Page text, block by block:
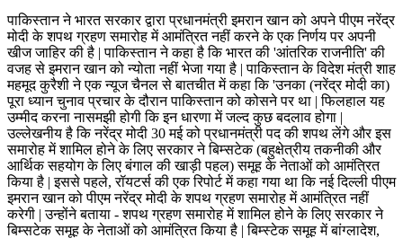
पाकिस्तान ने भारत सरकार द्वारा प्रधानमंत्री इमरान खान को अपने पीएम नरेंद्र
मोदी के शपथ ग्रहण समारोह में आमंत्रित नहीं करने के एक निर्णय पर अपनी
खीज जाहिर की है | पाकिस्‍तान ने कहा है कि भारत की 'आंतरिक राजनीति' की
वजह से इमरान खान को न्‍योता नहीं भेजा गया है | पाकिस्‍तान के विदेश मंत्री शाह
महमूद कुरैशी ने एक न्‍यूज चैनल से बातचीत में कहा कि 'उनका (नरेंद्र मोदी का)
पूरा ध्यान चुनाव प्रचार के दौरान पाकिस्तान को कोसने पर था | फि‍लहाल यह
उम्मीद करना नासमझी होगी कि इन धारणा में जल्‍द कुछ बदलाव होगा |
उल्‍लेखनीय है कि नरेंद्र मोदी 30 मई को प्रधानमंत्री पद की शपथ लेंगे और इस
समारोह में शामिल होने के लिए सरकार ने बिम्सटेक (बहुक्षेत्रीय तकनीकी और
आर्थिक सहयोग के लिए बंगाल की खाड़ी पहल) समूह के नेताओं को आमंत्रित
किया है | इससे पहले, रॉयटर्स की एक रिपोर्ट में कहा गया था कि नई दिल्ली पीएम
इमरान खान को पीएम नरेंद्र मोदी के शपथ ग्रहण समारोह में आमंत्रित नहीं
करेगी | उन्होंने बताया - शपथ ग्रहण समारोह में शामिल होने के लिए सरकार ने
बिम्सटेक समूह के नेताओं को आमंत्रित किया है | बिम्स्टेक समूह में बांग्लादेश,